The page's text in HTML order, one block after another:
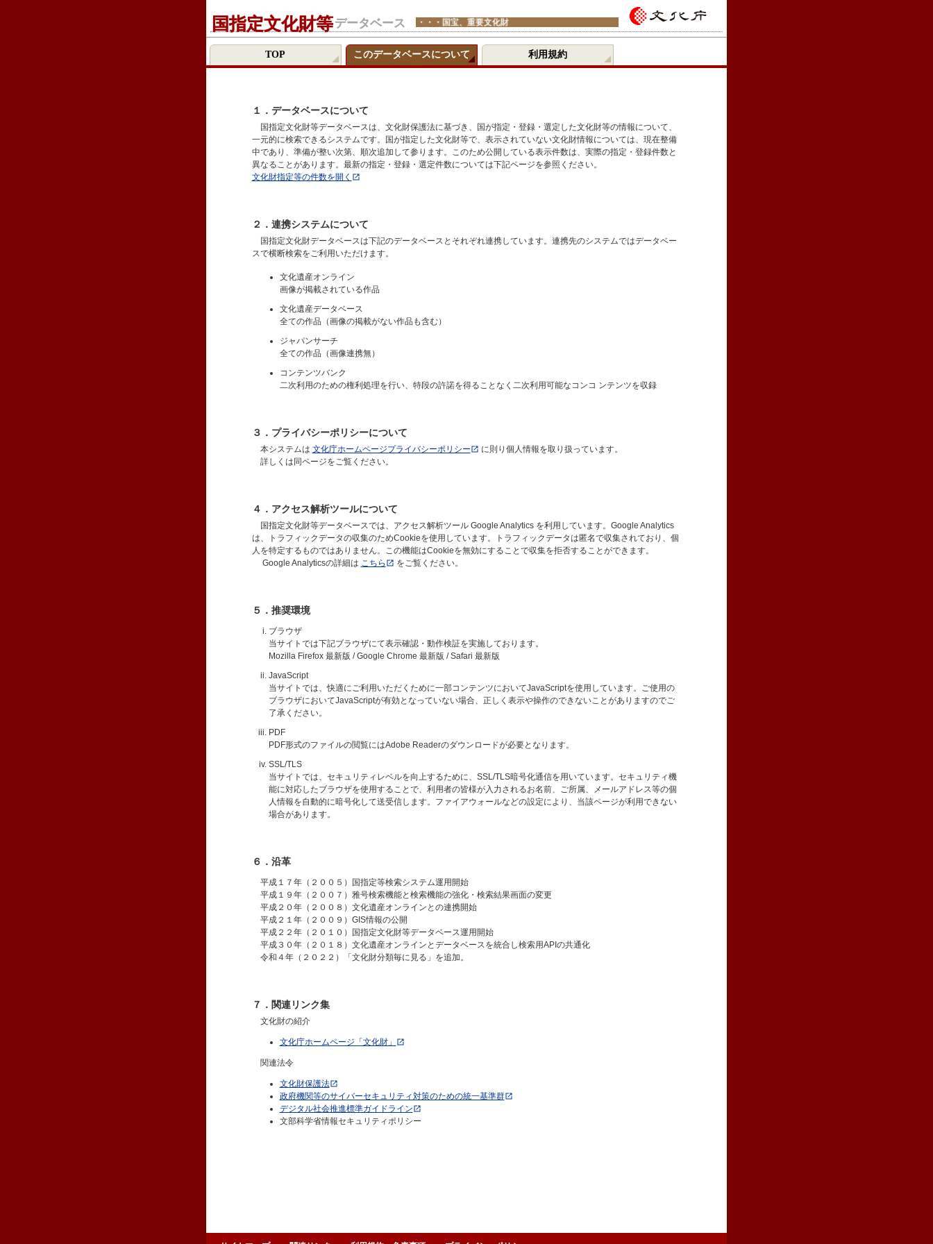
国指定文化財等データベース ・・・国宝、重要文化財
TOP このデータベースについて 利用規約
１．データベースについて
国指定文化財等データベースは、文化財保護法に基づき、国が指定・登録・選定した文化財等の情報について、
一元的に検索できるシステムです。国が指定した文化財等で、表示されていない文化財情報については、現在整備
中であり、準備が整い次第、順次追加して参ります。このため公開している表示件数は、実際の指定・登録件数と
異なることがあります。最新の指定・登録・選定件数については下記ページを参照ください。
文化財指定等の件数を開く
２．連携システムについて
国指定文化財データベースは下記のデータベースとそれぞれ連携しています。連携先のシステムではデータベー
スで横断検索をご利用いただけます。
文化遺産オンライン
画像が掲載されている作品
文化遺産データベース
全ての作品（画像の掲載がない作品も含む）
ジャパンサーチ
全ての作品（画像連携無）
コンテンツバンク
二次利用のための権利処理を行い、特段の許諾を得ることなく二次利用可能なコンコ ンテンツを収録
３．プライバシーポリシーについて
本システムは 文化庁ホームページプライバシーポリシー
に則り個人情報を取り扱っています。
詳しくは同ページをご覧ください。
４．アクセス解析ツールについて
国指定文化財等データベースでは、アクセス解析ツール Google Analytics を利用しています。Google Analytics
は、トラフィックデータの収集のためCookieを使用しています。トラフィックデータは匿名で収集されており、個
人を特定するものではありません。この機能はCookieを無効にすることで収集を拒否することができます。
Google Analyticsの詳細は こちら をご覧ください。
５．推奨環境
ブラウザ
当サイトでは下記ブラウザにて表示確認・動作検証を実施しております。
Mozilla Firefox 最新版 / Google Chrome 最新版 / Safari 最新版
JavaScript
当サイトでは、快適にご利用いただくために一部コンテンツにおいてJavaScriptを使用しています。ご使用の
ブラウザにおいてJavaScriptが有効となっていない場合、正しく表示や操作のできないことがありますのでご
了承ください。
PDF
PDF形式のファイルの閲覧にはAdobe Readerのダウンロードが必要となります。
SSL/TLS
当サイトでは、セキュリティレベルを向上するために、SSL/TLS暗号化通信を用いています。セキュリティ機
能に対応したブラウザを使用することで、利用者の皆様が入力されるお名前、ご所属、メールアドレス等の個
人情報を自動的に暗号化して送受信します。ファイアウォールなどの設定により、当該ページが利用できない
場合があります。
６．沿革
平成１７年（２００５）国指定等検索システム運用開始
平成１９年（２００７）雅号検索機能と検索機能の強化・検索結果画面の変更
平成２０年（２００８）文化遺産オンラインとの連携開始
平成２１年（２００９）GIS情報の公開
平成２２年（２０１０）国指定文化財等データベース運用開始
平成３０年（２０１８）文化遺産オンラインとデータベースを統合し検索用APIの共通化
令和４年（２０２２）「文化財分類毎に見る」を追加。
７．関連リンク集
文化財の紹介
文化庁ホームページ「文化財」
関連法令
文化財保護法
政府機関等のサイバーセキュリティ対策のための統一基準群
デジタル社会推進標準ガイドライン
文部科学省情報セキュリティポリシー